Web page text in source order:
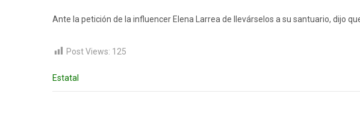
Ante la petición de la influencer Elena Larrea de llevárselos a su santuario, dijo
Post Views: 125
Estatal